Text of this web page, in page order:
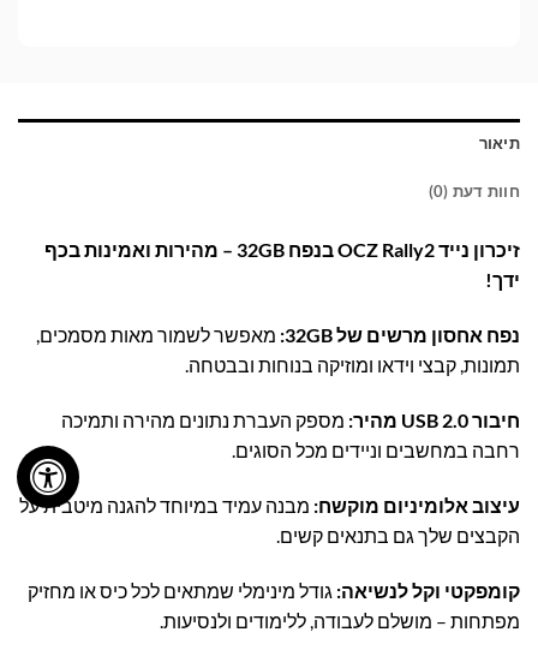
תיאור
חוות דעת (0)
זיכרון נייד OCZ Rally2 בנפח 32GB – מהירות ואמינות בכף
ידך!
נפח אחסון מרשים של 32GB:
מאפשר לשמור מאות מסמכים,
תמונות, קבצי וידאו ומוזיקה בנוחות ובבטחה.
חיבור USB 2.0 מהיר:
מספק העברת נתונים מהירה ותמיכה
רחבה במחשבים וניידים מכל הסוגים.
עיצוב אלומיניום מוקשח: מבנה עמיד במיוחד להגנה מיטבית על
הקבצים שלך גם בתנאים קשים.
קומפקטי וקל לנשיאה: גודל מינימלי שמתאים לכל כיס או מחזיק
מפתחות – מושלם לעבודה, ללימודים ולנסיעות.